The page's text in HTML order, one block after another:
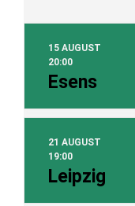
15 AUGUST
20:00
Esens
21 AUGUST
19:00
Leipzig